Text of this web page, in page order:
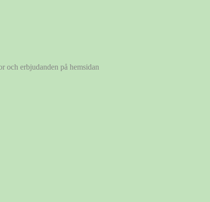
och erbjudanden på hemsidan